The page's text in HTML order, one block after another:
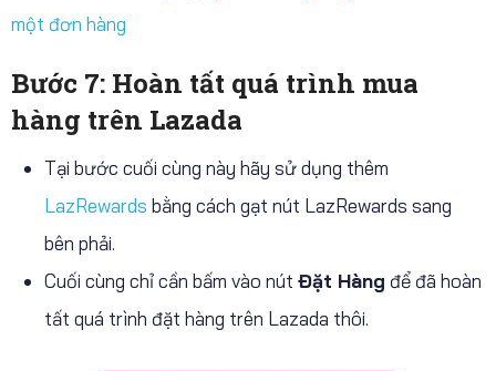
một đơn hàng
Bước 7: Hoàn tất quá trình mua
hàng trên Lazada
Tại bước cuối cùng này hãy sử dụng thêm
LazRewards bằng cách gạt nút LazRewards sang
bên phải.
Cuối cùng chỉ cần bấm vào nút Đặt Hàng để đã hoàn
tất quá trình đặt hàng trên Lazada thôi.